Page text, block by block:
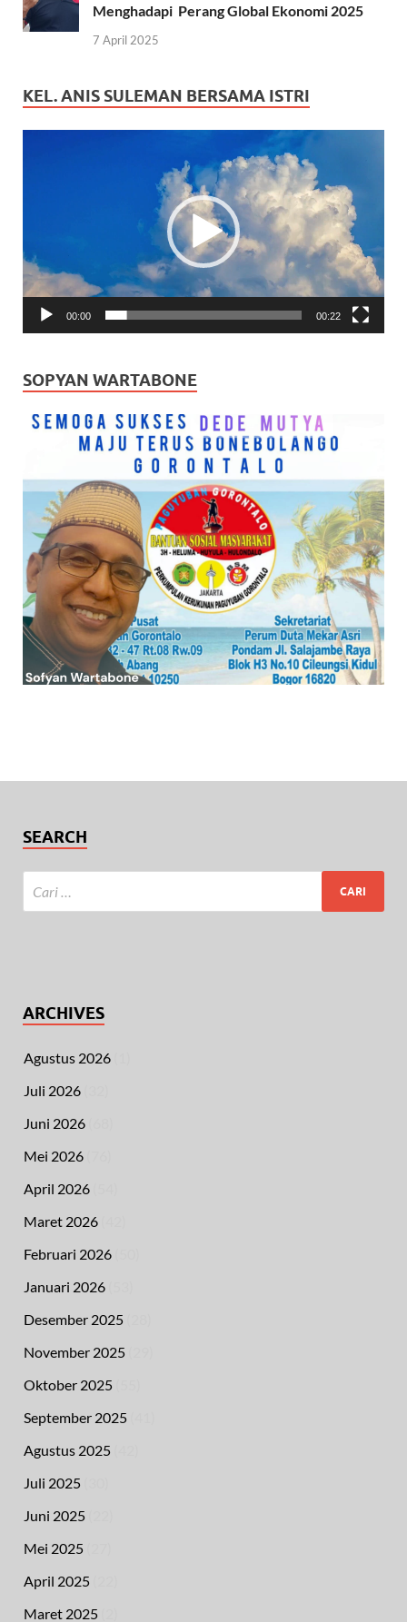
Menghadapi Perang Global Ekonomi 2025
7 April 2025
KEL. ANIS SULEMAN BERSAMA ISTRI
00:00 00:22
SOPYAN WARTABONE
SEARCH
ARCHIVES
Agustus 2026
Juli 2026
Juni 2026
Mei 2026
April 2026
Maret 2026
Februari 2026
Januari 2026
Desember 2025
November 2025
Oktober 2025
September 2025
Agustus 2025
Juli 2025
Juni 2025
Mei 2025
April 2025
Maret 2025